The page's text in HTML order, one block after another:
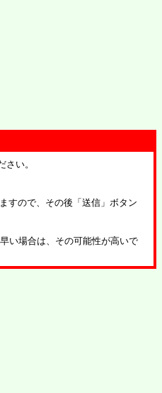
さい。
すので、その後「送信」ボタン
い場合は、その可能性が高いで